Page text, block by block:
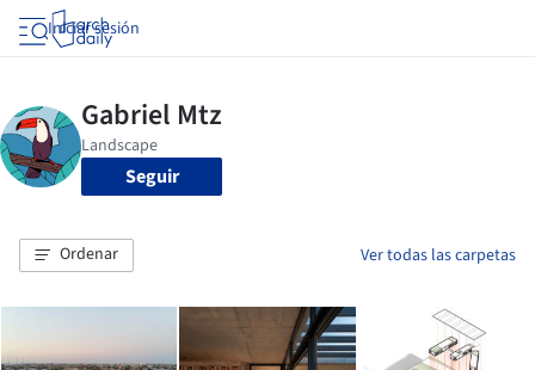
Iniciar sesión
Seguir
Ordenar Ver todas las carpetas